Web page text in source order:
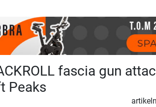
fascia gun
Peaks